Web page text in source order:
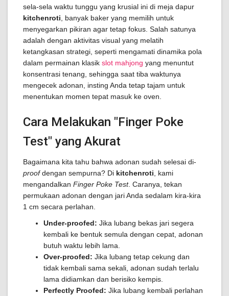
sela-sela waktu tunggu yang krusial ini di meja dapur
kitchenroti , banyak baker yang memilih untuk
menyegarkan pikiran agar tetap fokus. Salah satunya
adalah dengan aktivitas visual yang melatih
ketangkasan strategi, seperti mengamati dinamika pola
dalam permainan klasik slot mahjong yang menuntut
konsentrasi tenang, sehingga saat tiba waktunya
mengecek adonan, insting Anda tetap tajam untuk
menentukan momen tepat masuk ke oven.
Cara Melakukan "Finger Poke
Test" yang Akurat
Bagaimana kita tahu bahwa adonan sudah selesai di-
proofdengan sempurna? Di kitchenroti , kami
mengandalkan Finger Poke Test. Caranya, tekan
permukaan adonan dengan jari Anda sedalam kira-kira
1 cm secara perlahan.
Under-proofed: Jika lubang bekas jari segera
kembali ke bentuk semula dengan cepat, adonan
butuh waktu lebih lama.
Over-proofed: Jika lubang tetap cekung dan
tidak kembali sama sekali, adonan sudah terlalu
lama didiamkan dan berisiko kempis.
Perfectly Proofed: Jika lubang kembali perlahan